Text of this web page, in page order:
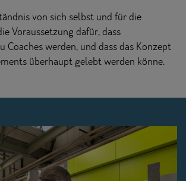
von sich selbst und für die
Voraussetzung dafür, dass
Coaches werden, und dass das Konzept
überhaupt gelebt werden könne.